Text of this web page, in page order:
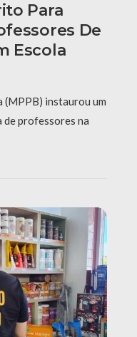
Para
De
Escola
instaurou um
professores na